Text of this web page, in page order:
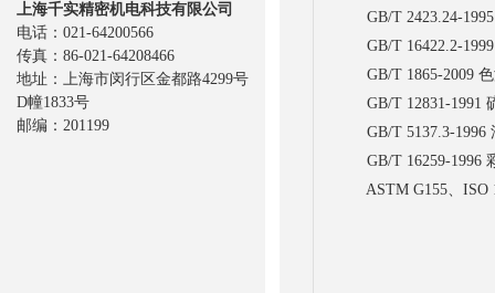
GB/T 2423.24-1995
GB/T 16422.2-1999
GB/T 1865-2009 色
GB/T 12831-1991
GB/T 5137.3-1996
GB/T 16259-1996
ASTM G155、ISO
上海千实精密机电科技有限公司
电话：021-64200566
传真：86-021-64208466
地址：上海市闵行区金都路4299号
D幢1833号
邮编：201199